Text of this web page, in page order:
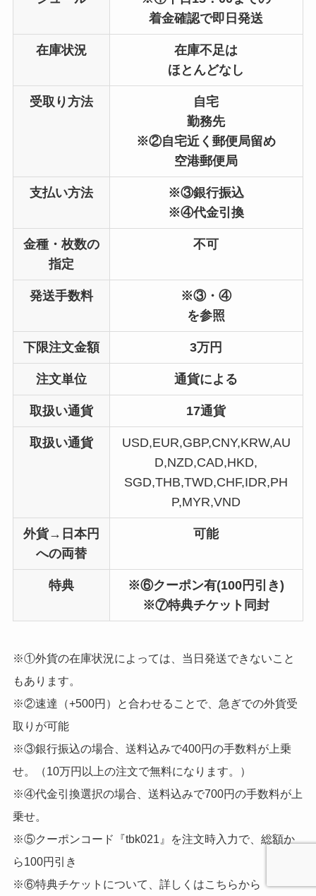
着金確認で即日発送
在庫状況
在庫不足は
ほとんどなし
受取り方法
自宅
勤務先
※②自宅近く郵便局留め
空港郵便局
支払い方法
※③銀行振込
※④代金引換
金種・枚数の
指定
不可
発送手数料
※③・④
を参照
下限注文金額 3万円
注文単位 通貨による
取扱い通貨 17通貨
取扱い通貨
USD,EUR,GBP,CNY,KRW,AU
D,NZD,CAD,HKD,
SGD,THB,TWD,CHF,IDR,PH
P,MYR,VND
外貨→日本円
への両替
可能
特典
※⑥クーポン有(100円引き)
※⑦特典チケット同封
※①外貨の在庫状況によっては、当日発送できないこと
もあります。
※②速達（+500円）と合わせることで、急ぎでの外貨受
取りが可能
※③銀行振込の場合、送料込みで400円の手数料が上乗
せ。（10万円以上の注文で無料になります。）
※④代金引換選択の場合、送料込みで700円の手数料が上
乗せ。
※⑤クーポンコード『tbk021』を注文時入力で、総額か
ら100円引き
※⑥特典チケットについて、詳しくはこちらから